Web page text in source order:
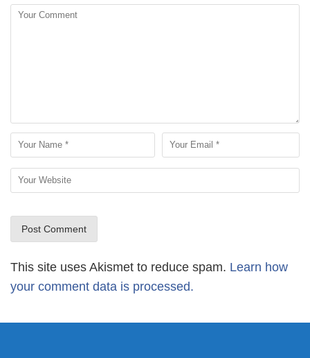
This site uses Akismet to reduce spam. Learn how
your comment data is processed.